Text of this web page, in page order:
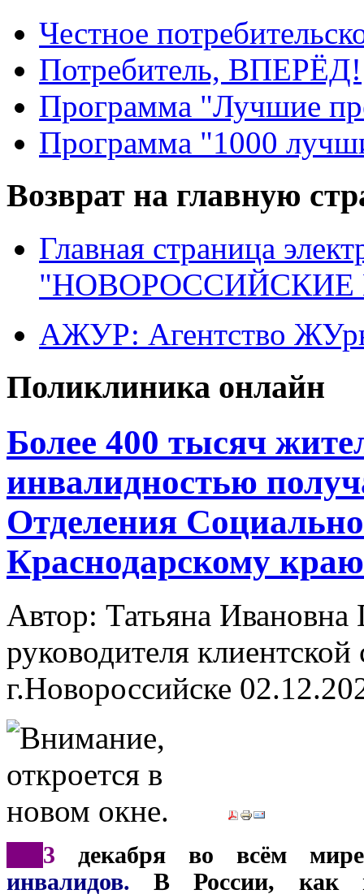
Честное
Потребитель, ВПЕРЁД!
Программа "Лучшие
Программа "1000
Возврат на главную
Главная страница
"НОВОРОССИЙСКИЕ
АЖУР: Агентство
Поликлиника онлайн
Более 400 тысяч
инвалидностью
Отделения
Краснодарскому
Автор: Татьяна
руководителя
г.Новороссийске
3 декабря во всём мире
инвалидов. В России, как